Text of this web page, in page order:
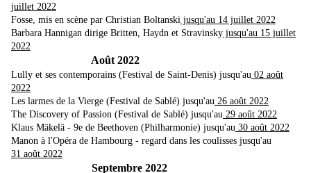
juillet 2022
Fosse, mis en scène par Christian Boltanski jusqu'au 14 juillet 2022
Barbara Hannigan dirige Britten, Haydn et Stravinsky jusqu'au 15 juillet
2022
Août 2022
Lully et ses contemporains (Festival de Saint-Denis) jusqu'au 02 août
2022
Les larmes de la Vierge (Festival de Sablé) jusqu'au 26 août 2022
The Discovery of Passion (Festival de Sablé) jusqu'au 29 août 2022
Klaus Mäkelä - 9e de Beethoven (Philharmonie) jusqu'au 30 août 2022
Manon à l'Opéra de Hambourg - regard dans les coulisses jusqu'au
31 août 2022
Septembre 2022